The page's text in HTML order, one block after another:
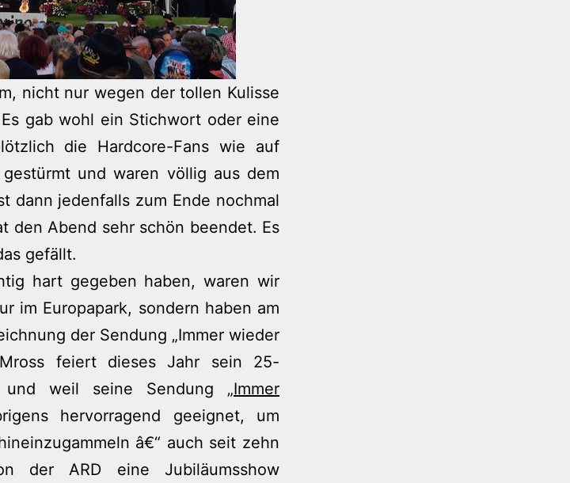
nicht nur wegen der tollen Kulisse
gab wohl ein Stichwort oder eine
die Hardcore-Fans wie auf
und waren völlig aus dem
dann jedenfalls zum Ende nochmal
den Abend sehr schön beendet. Es
gefällt.
hart gegeben haben, waren wir
im Europapark, sondern haben am
der Sendung „Immer wieder
feiert dieses Jahr sein 25-
und weil seine Sendung „Immer
hervorragend geeignet, um
â€“ auch seit zehn
der ARD eine Jubiläumsshow